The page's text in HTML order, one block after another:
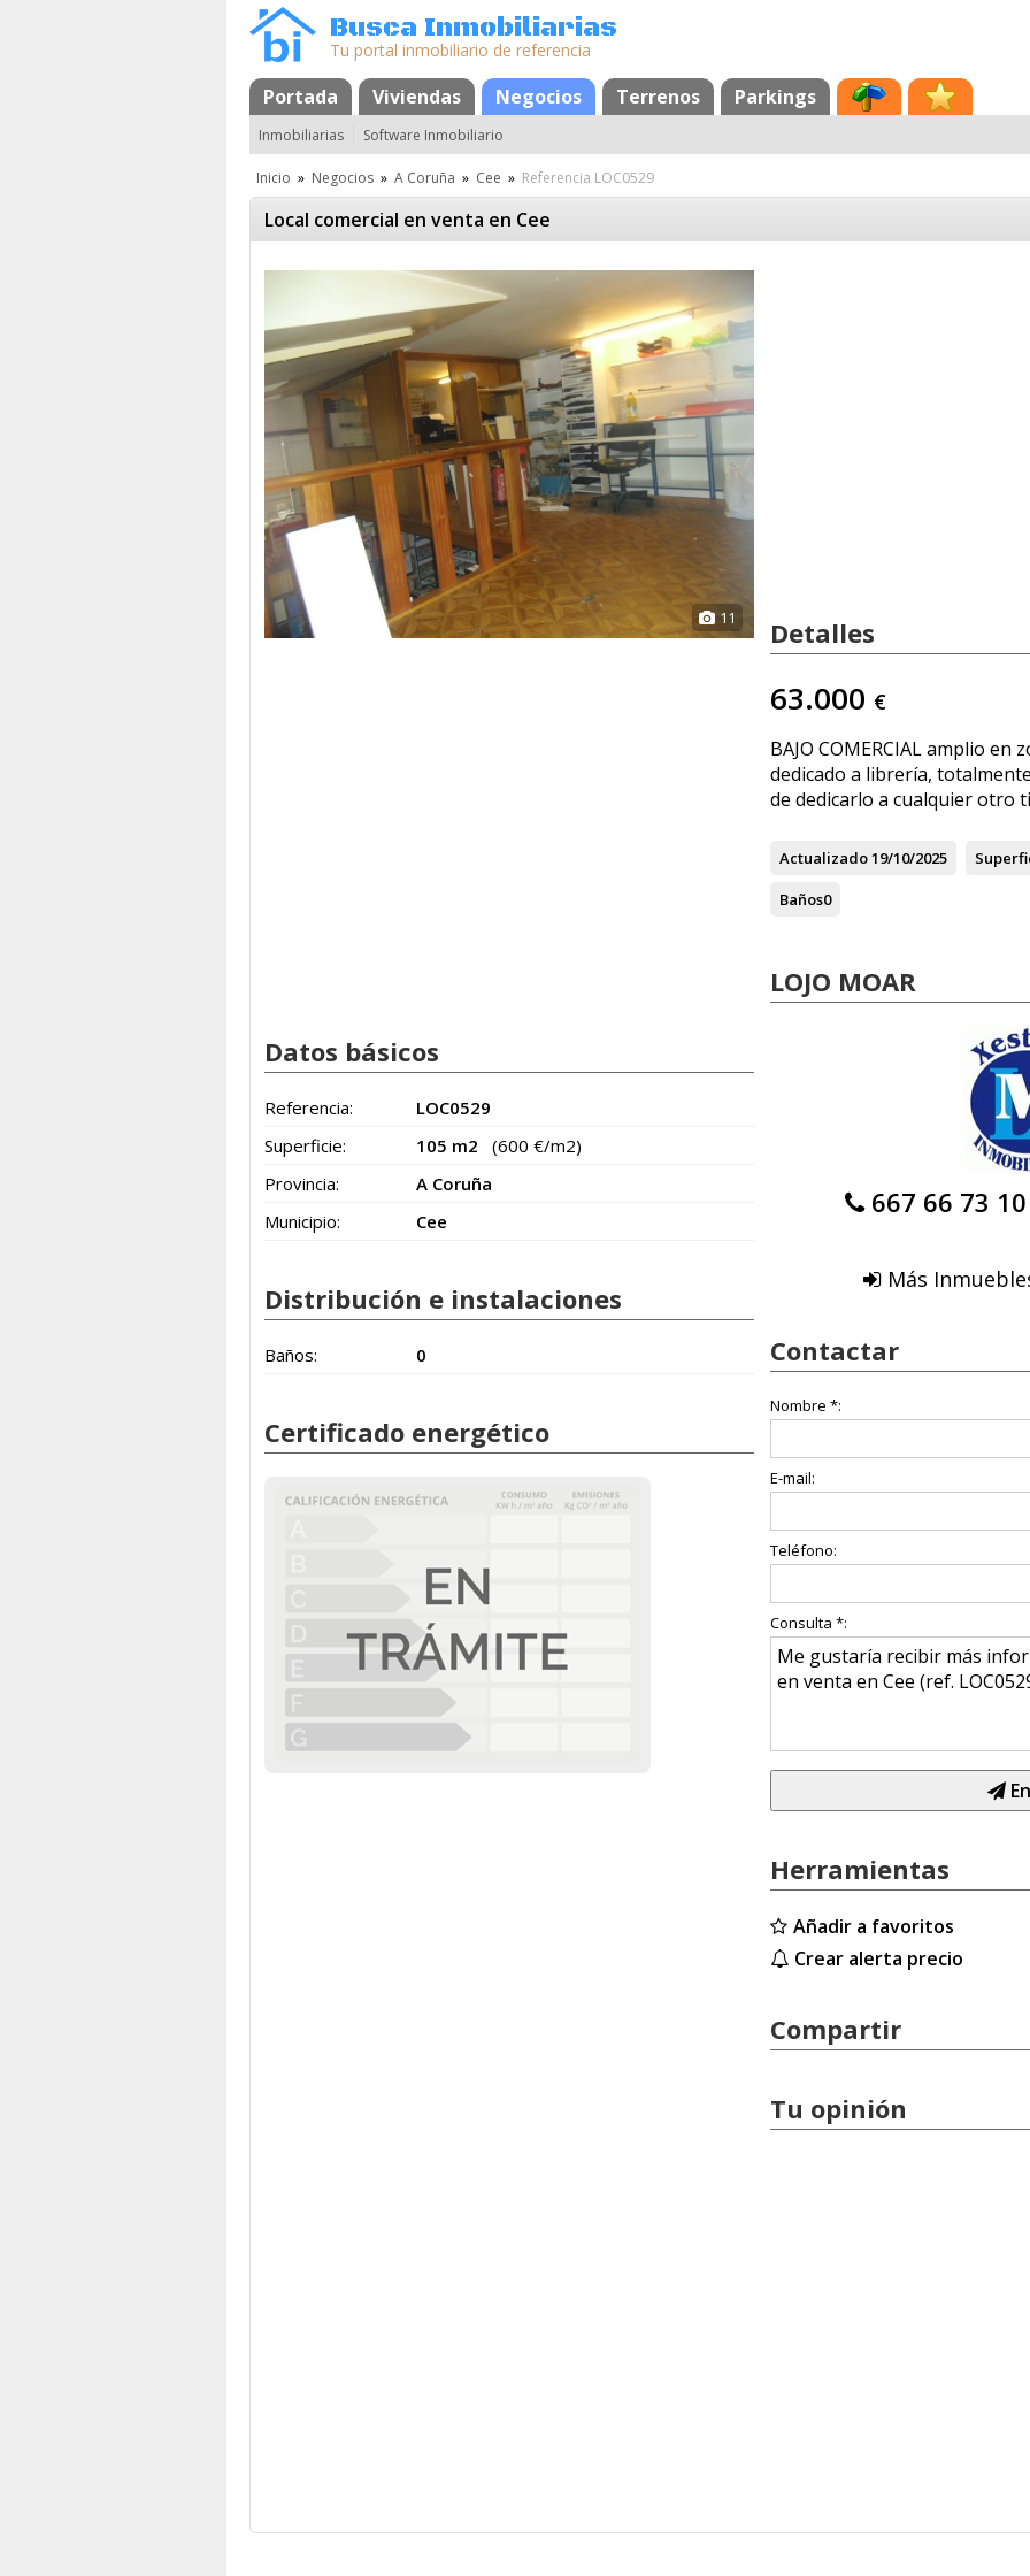
Busca Inmobiliarias
Tu portal inmobiliario de referencia
Portada Viviendas Negocios Terrenos Parkings
MapaFavoritos
Inmobiliarias Software Inmobiliario
Inicio » Negocios » A Coruña » Cee » Referencia LOC0529
Local comercial en venta en Cee
11
Datos básicos
Referencia:
LOC0529
Superficie:
105 m2
(600 €/m2)
Provincia:
A Coruña
Municipio:
Cee
Distribución e instalaciones
Baños: 0
Certificado energético
Detalles
63.000 €
BAJO COMERCIAL amplio en
dedicado a librería,
de dedicarlo a cualquier otro
Actualizado19/10/2025
Baños0
LOJO MOAR
667 66 73 10
Más
Contactar
Nombre *:
E-mail:
Teléfono:
Consulta *:
Herramientas
Añadir a favoritos
Crear alerta precio
Compartir
Tu opinión